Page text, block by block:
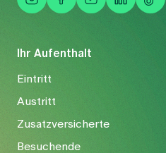
Ihr Aufenthalt
Eintritt
Austritt
Zusatzversicherte
Besuchende